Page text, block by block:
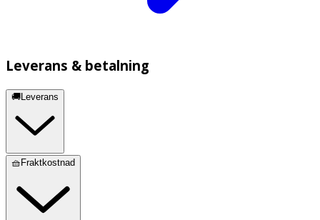
Leverans & betalning
🚚Leverans
🧺Fraktkostnad